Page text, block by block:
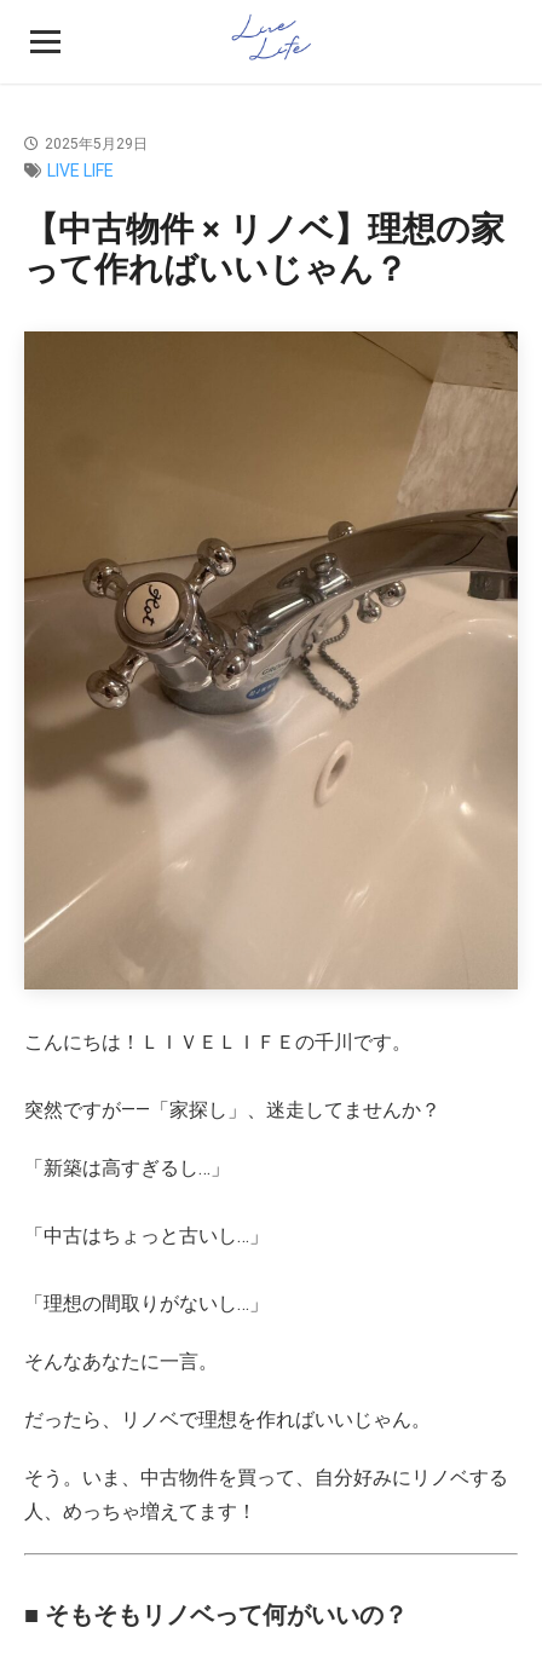
2025年5月29日
LIVE LIFE
【中古物件 × リノベ】理想の家
って作ればいいじゃん？
こんにちは！ＬＩＶＥＬＩＦＥの千川です。
突然ですが――「家探し」、迷走してませんか？
「新築は高すぎるし…」
「中古はちょっと古いし…」
「理想の間取りがないし…」
そんなあなたに一言。
だったら、リノベで理想を作ればいいじゃん。
そう。いま、中古物件を買って、自分好みにリノベする
人、めっちゃ増えてます！
■ そもそもリノベって何がいいの？